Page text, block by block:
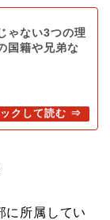
ゃない3つの理
国籍や兄弟な
に所属してい